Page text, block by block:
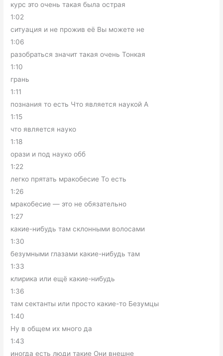
курс это очень такая была острая
1:02
ситуация и не прожив её Вы можете не
1:06
разобраться значит такая очень Тонкая
1:10
грань
1:11
познания то есть Что является наукой А
1:15
что является науко
1:18
орази и под науко обб
1:22
легко прятать мракобесие То есть
1:26
мракобесие — это не обязательно
1:27
какие-нибудь там склонными волосами
1:30
безумными глазами какие-нибудь там
1:33
клирика или ещё какие-нибудь
1:36
там сектанты или просто какие-то Безумцы
1:40
Ну в общем их много да
1:43
иногда есть люди такие Они внешне